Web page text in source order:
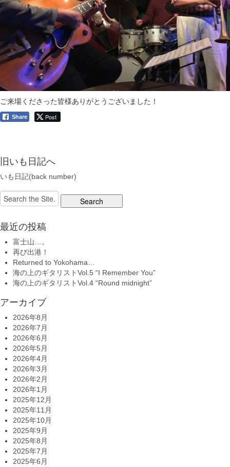
ご来場くださった皆様ありがとうございました！
Share Post
旧いも日記へ
いも日記(back number)
Search
for:
最近の投稿
富士山…。
再び出港！
Returned to Yokohama…
海の上のギタリストVol.5 “I Remember You”
海の上のギタリストVol.4 “Round midnight”
アーカイブ
2026年8月
2026年7月
2026年6月
2026年5月
2026年4月
2026年3月
2026年2月
2026年1月
2025年12月
2025年11月
2025年10月
2025年9月
2025年8月
2025年7月
2025年6月